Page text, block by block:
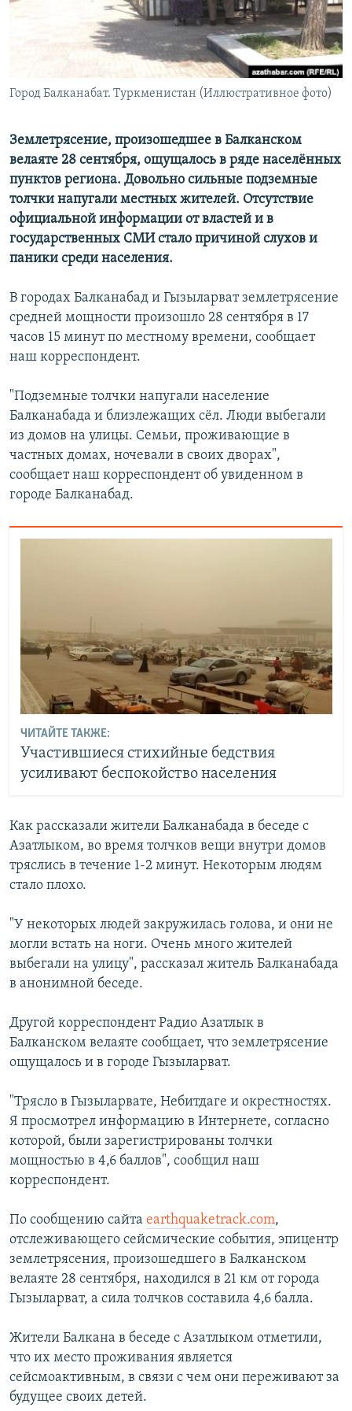
Город Балканабат. Туркменистан (Иллюстративное фото)
Землетрясение, произошедшее в Балканском
велаяте 28 сентября, ощущалось в ряде населённых
пунктов региона. Довольно сильные подземные
толчки напугали местных жителей. Отсутствие
официальной информации от властей и в
государственных СМИ стало причиной слухов и
паники среди населения.
В городах Балканабад и Гызыларват землетрясение
средней мощности произошло 28 сентября в 17
часов 15 минут по местному времени, сообщает
наш корреспондент.
"Подземные толчки напугали население
Балканабада и близлежащих сёл. Люди выбегали
из домов на улицы. Семьи, проживающие в
частных домах, ночевали в своих дворах",
сообщает наш корреспондент об увиденном в
городе Балканабад.
ЧИТАЙТЕ ТАКЖЕ:
Участившиеся стихийные бедствия
усиливают беспокойство населения
Как рассказали жители Балканабада в беседе с
Азатлыком, во время толчков вещи внутри домов
тряслись в течение 1-2 минут. Некоторым людям
стало плохо.
"У некоторых людей закружилась голова, и они не
могли встать на ноги. Очень много жителей
выбегали на улицу", рассказал житель Балканабада
в анонимной беседе.
Другой корреспондент Радио Азатлык в
Балканском велаяте сообщает, что землетрясение
ощущалось и в городе Гызыларват.
"Трясло в Гызыларвате, Небитдаге и окрестностях.
Я просмотрел информацию в Интернете, согласно
которой, были зарегистрированы толчки
мощностью в 4,6 баллов", сообщил наш
корреспондент.
По сообщению сайта earthquaketrack.com,
отслеживающего сейсмические события, эпицентр
землетрясения, произошедшего в Балканском
велаяте 28 сентября, находился в 21 км от города
Гызыларват, а сила толчков составила 4,6 балла.
Жители Балкана в беседе с Азатлыком отметили,
что их место проживания является
сейсмоактивным, в связи с чем они переживают за
будущее своих детей.